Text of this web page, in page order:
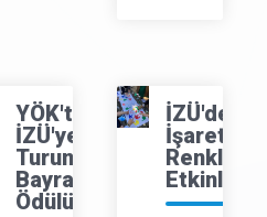
YÖK'ten
İZÜ'ye
Turuncu
Bayrak
Ödülü!
İZÜ'de
Etkinlik